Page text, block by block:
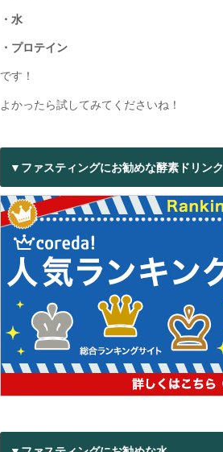
・水
・プロテイン
です！
よかったら試してみてくださいね！
▼ファスティングにお勧めな酵素ドリンク